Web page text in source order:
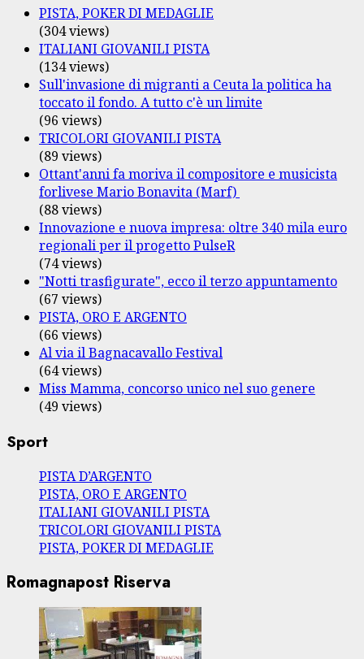
PISTA, POKER DI MEDAGLIE
(304 views)
ITALIANI GIOVANILI PISTA
(134 views)
Sull'invasione di migranti a Ceuta la politica ha
toccato il fondo. A tutto c'è un limite
(96 views)
TRICOLORI GIOVANILI PISTA
(89 views)
Ottant'anni fa moriva il compositore e musicista
forlivese Mario Bonavita (Marf)
(88 views)
Innovazione e nuova impresa: oltre 340 mila euro
regionali per il progetto PulseR
(74 views)
"Notti trasfigurate", ecco il terzo appuntamento
(67 views)
PISTA, ORO E ARGENTO
(66 views)
Al via il Bagnacavallo Festival
(64 views)
Miss Mamma, concorso unico nel suo genere
(49 views)
Sport
PISTA D’ARGENTO
PISTA, ORO E ARGENTO
ITALIANI GIOVANILI PISTA
TRICOLORI GIOVANILI PISTA
PISTA, POKER DI MEDAGLIE
Romagnapost Riserva